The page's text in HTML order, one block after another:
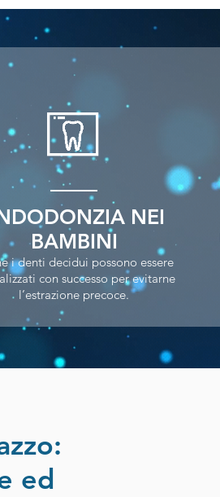
NEI
BAMBINI
i denti decidui possono essere
con successo per evitarne
l’estrazione precoce.
ed